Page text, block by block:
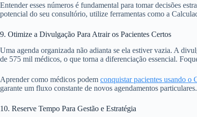
Entender esses números é fundamental para tomar decisões
potencial do seu consultório, utilize ferramentas como a
9. Otimize a Divulgação Para Atrair os Pacientes Certos
Uma agenda organizada não adianta se ela estiver vazia. A
de 575 mil médicos, o que torna a diferenciação essencial.
Aprender como médicos podem conquistar pacientes usando o
garante um fluxo constante de novos agendamentos particulares.
10. Reserve Tempo Para Gestão e Estratégia